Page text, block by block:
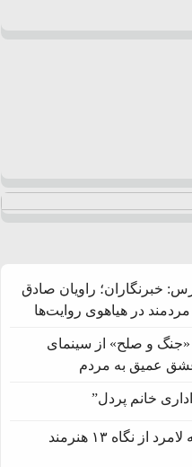
خبرنگاران؛ راویان صادق
در هیاهوی روایت‌ها
و صلح» از سینمای
عشق عمیق به مردم
خانم پردل”
سفر به قلب تعزیه لامرد از نگاه ۱۳ هنرمند